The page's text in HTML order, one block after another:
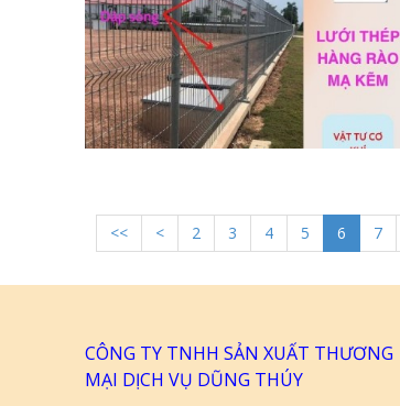
<< < 2 3 4 5 6 7
CÔNG TY TNHH SẢN XUẤT THƯƠNG
MẠI DỊCH VỤ DŨNG THÚY